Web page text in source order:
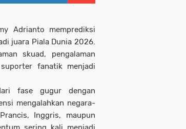
Adrianto memprediksi
juara Piala Dunia 2026.
skuad, pengalaman
fanatik menjadi
fase gugur dengan
mengalahkan negara-
Inggris, maupun